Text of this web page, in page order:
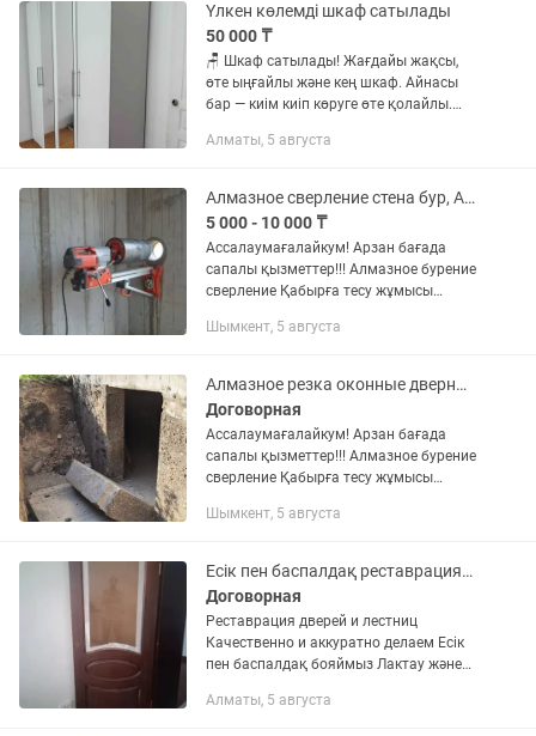
Үлкен көлемді шкаф сатылады
50 000 ₸
🪑 Шкаф сатылады! Жағдайы жақсы,
өте ыңғайлы және кең шкаф. Айнасы
бар — киім киіп көруге өте қолайлы.
жинақы сақтауға көмектеседі. ✨
Алматы, 5 августа
Алмазное сверление стена бур, Алмазный резка стены демонтаж проем Вытяжка
5 000 - 10 000 ₸
Ассалаумағалайкум! Арзан бағада
сапалы қызметтер!!! Алмазное бурение
сверление Қабырға тесу жұмысы
денгейыне ешқандай зиянсыз артық
Шымкент, 5 августа
Алмазное резка оконные дверные проемы демонтаж перфоратор отбойник стяжка
Договорная
Ассалаумағалайкум! Арзан бағада
сапалы қызметтер!!! Алмазное бурение
сверление Қабырға тесу жұмысы
денгейыне ешқандай зиянсыз артық
Шымкент, 5 августа
Есік пен баспалдақ реставрациясы Бояу және жөндеу
Договорная
Реставрация дверей и лестниц
Качественно и аккуратно делаем Есік
пен баспалдақ бояймыз Лактау және
Алматы, 5 августа